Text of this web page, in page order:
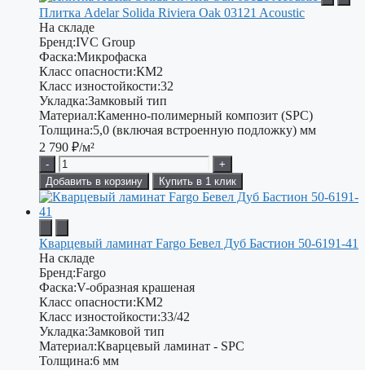
Плитка Adelar Solida Riviera Oak 03121 Acoustic
На складе
Бренд:IVC Group
Фаска:Микрофаска
Класс опасности:КМ2
Класс изностойкости:32
Укладка:Замковый тип
Материал:Каменно-полимерный композит (SPC)
Толщина:5,0 (включая встроенную подложку) мм
2 790 ₽/м²
-
+
Добавить в корзину
Купить в 1 клик
Кварцевый ламинат Fargo Бевел Дуб Бастион 50-6191-41
На складе
Бренд:Fargo
Фаска:V-образная крашеная
Класс опасности:КМ2
Класс изностойкости:33/42
Укладка:Замковой тип
Материал:Кварцевый ламинат - SPC
Толщина:6 мм